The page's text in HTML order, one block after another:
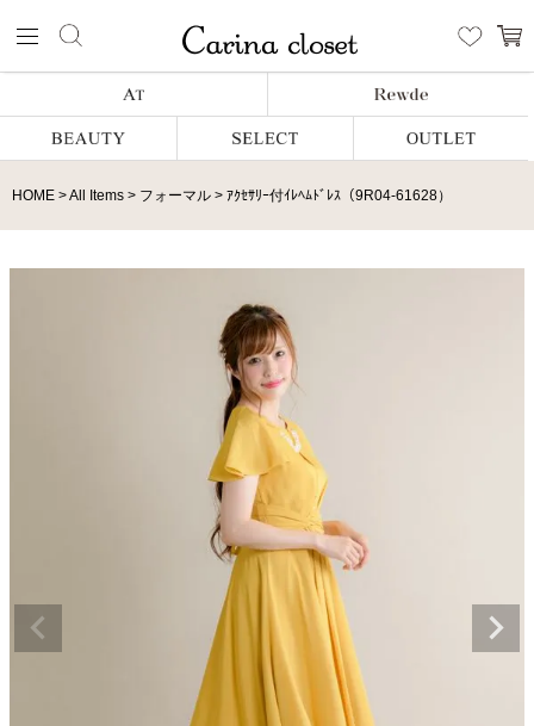
HOME All Items フォーマル ｱｸｾｻﾘｰ付ｲﾚﾍﾑﾄﾞﾚｽ（9R04-61628）